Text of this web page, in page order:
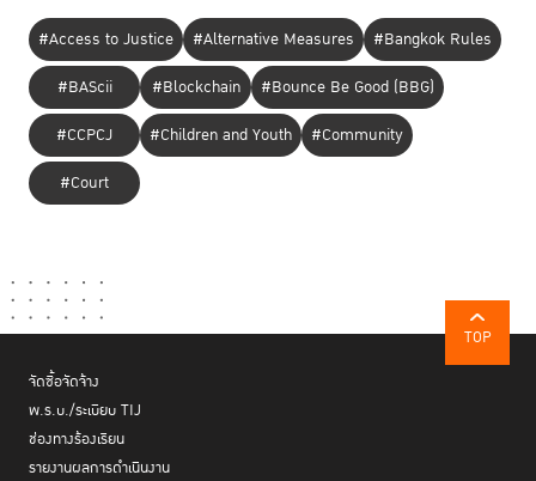
#Access to Justice #Alternative Measures
#Bangkok Rules
#BAScii
#Blockchain
#Bounce Be Good (BBG)
#CCPCJ
#Children and Youth
#Community
#Court
TOP
จัดซื้อจัดจ้าง
พ.ร.บ./ระเบียบ TIJ
ช่องทางร้องเรียน
รายงานผลการดำเนินงาน